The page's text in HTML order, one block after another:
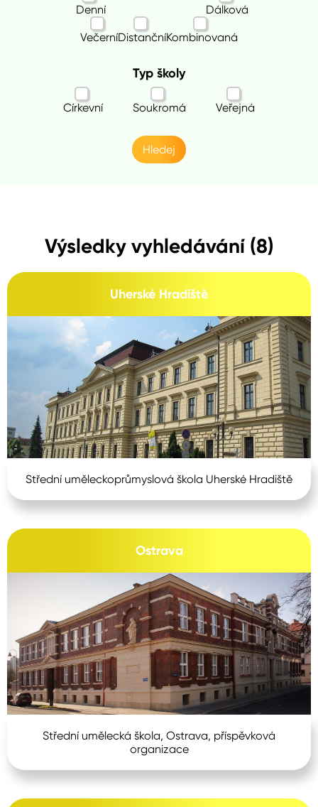
Denní Dálková
VečerníDistančníKombinovaná
Typ školy
Církevní Soukromá Veřejná
Hledej
Výsledky vyhledávání (8)
Uherské Hradiště
Střední uměleckoprůmyslová škola Uherské Hradiště
Ostrava
Střední umělecká škola, Ostrava, příspěvková
organizace